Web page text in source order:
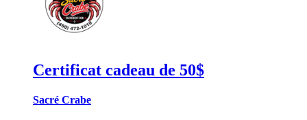
Certificat cadeau de 50$
Sacré Crabe